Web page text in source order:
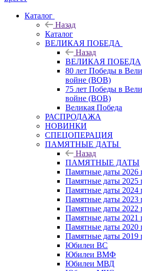
Каталог
Назад
Каталог
ВЕЛИКАЯ ПОБЕДА
Назад
ВЕЛИКАЯ ПОБЕДА
80 лет Победы в
войне (ВОВ)
75 лет Победы в
войне (ВОВ)
Великая Победа
РАСПРОДАЖА
НОВИНКИ
СПЕЦОПЕРАЦИЯ
ПАМЯТНЫЕ ДАТЫ
Назад
ПАМЯТНЫЕ ДАТЫ
Памятные даты 2026
Памятные даты 2025
Памятные даты 2024
Памятные даты 2023
Памятные даты 2022
Памятные даты 2021
Памятные даты 2020
Памятные даты 2019
Юбилеи ВС
Юбилеи ВМФ
Юбилеи МВД